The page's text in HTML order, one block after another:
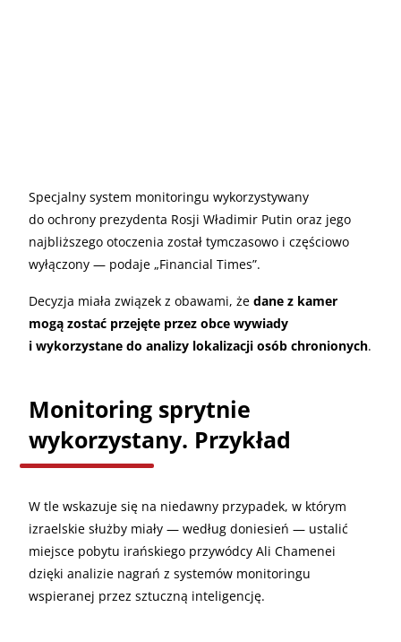
Specjalny system monitoringu wykorzystywany
do ochrony prezydenta Rosji Władimir Putin oraz jego
najbliższego otoczenia został tymczasowo i częściowo
wyłączony — podaje „Financial Times”.
Decyzja miała związek z obawami, że dane z kamer
mogą zostać przejęte przez obce wywiady
i wykorzystane do analizy lokalizacji osób chronionych.
Monitoring sprytnie
wykorzystany. Przykład
W tle wskazuje się na niedawny przypadek, w którym
izraelskie służby miały — według doniesień — ustalić
miejsce pobytu irańskiego przywódcy Ali Chamenei
dzięki analizie nagrań z systemów monitoringu
wspieranej przez sztuczną inteligencję.